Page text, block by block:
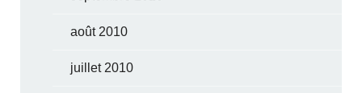
août 2010
juillet 2010